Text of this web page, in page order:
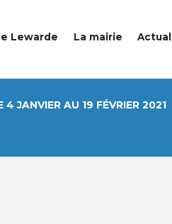
Lewarde La mairie
JANVIER AU 19 FÉVRIER 2021